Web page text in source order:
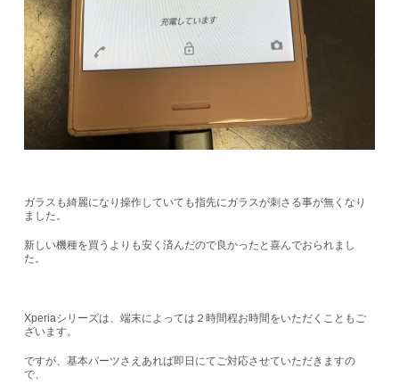
ガラスも綺麗になり操作していても指先にガラスが刺さる事が無くなり
ました。
新しい機種を買うよりも安く済んだので良かったと喜んでおられまし
た。
Xperiaシリーズは、端末によっては２時間程お時間をいただくこともご
ざいます。
ですが、基本パーツさえあれば即日にてご対応させていただきますの
で、